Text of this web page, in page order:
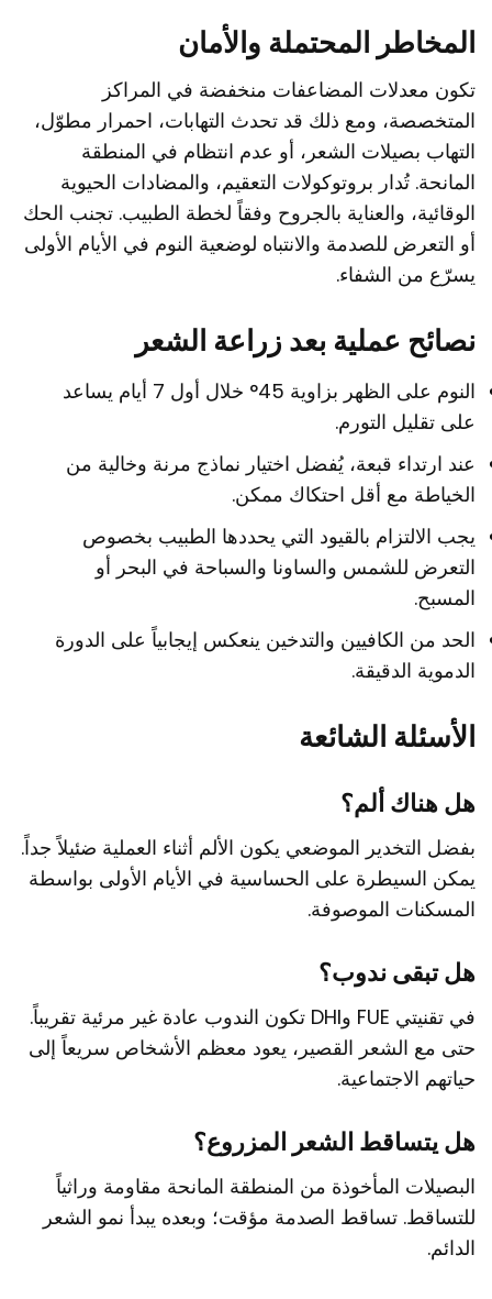
المخاطر المحتملة والأمان
تكون معدلات المضاعفات منخفضة في المراكز
المتخصصة، ومع ذلك قد تحدث التهابات، احمرار مطوّل،
التهاب بصيلات الشعر، أو عدم انتظام في المنطقة
المانحة. تُدار بروتوكولات التعقيم، والمضادات الحيوية
الوقائية، والعناية بالجروح وفقاً لخطة الطبيب. تجنب الحك
أو التعرض للصدمة والانتباه لوضعية النوم في الأيام الأولى
يسرّع من الشفاء.
نصائح عملية بعد زراعة الشعر
النوم على الظهر بزاوية 45° خلال أول 7 أيام يساعد
على تقليل التورم.
عند ارتداء قبعة، يُفضل اختيار نماذج مرنة وخالية من
الخياطة مع أقل احتكاك ممكن.
يجب الالتزام بالقيود التي يحددها الطبيب بخصوص
التعرض للشمس والساونا والسباحة في البحر أو
المسبح.
الحد من الكافيين والتدخين ينعكس إيجابياً على الدورة
الدموية الدقيقة.
الأسئلة الشائعة
هل هناك ألم؟
بفضل التخدير الموضعي يكون الألم أثناء العملية ضئيلاً جداً.
يمكن السيطرة على الحساسية في الأيام الأولى بواسطة
المسكنات الموصوفة.
هل تبقى ندوب؟
في تقنيتي FUE وDHI تكون الندوب عادة غير مرئية تقريباً.
حتى مع الشعر القصير، يعود معظم الأشخاص سريعاً إلى
حياتهم الاجتماعية.
هل يتساقط الشعر المزروع؟
البصيلات المأخوذة من المنطقة المانحة مقاومة وراثياً
للتساقط. تساقط الصدمة مؤقت؛ وبعده يبدأ نمو الشعر
الدائم.